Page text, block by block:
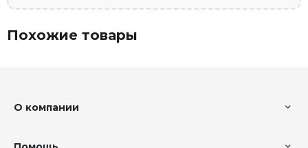
Похожие товары
О компании